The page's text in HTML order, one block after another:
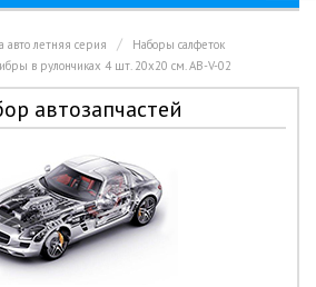
авто летняя серия
Наборы салфеток
в рулончиках 4 шт. 20х20 см. AB-V-02
автозапчастей